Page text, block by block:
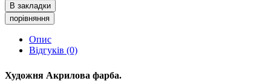
В закладки
порівняння
Опис
Відгуків (0)
Художня Акрилова фарба.